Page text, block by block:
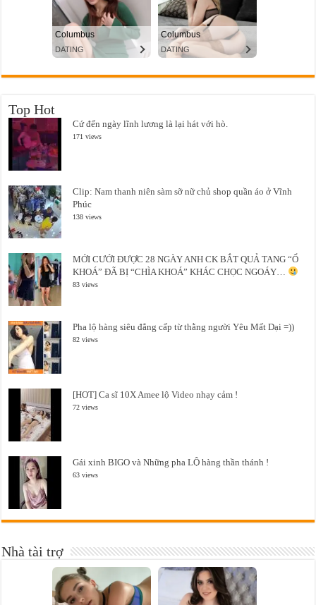
Top Hot
Cứ đến ngày lĩnh lương là lại hát với hò.
171 views
Clip: Nam thanh niên sàm sỡ nữ chủ shop quần áo ở Vĩnh
Phúc
138 views
MỚI CƯỚI ĐƯỢC 28 NGÀY ANH CK BẮT QUẢ TANG “Ổ
KHOÁ” ĐÃ BỊ “CHÌA KHOÁ” KHÁC CHỌC NGOÁY…
83 views
Pha lộ hàng siêu đẳng cấp từ thằng người Yêu Mất Dại =))
82 views
[HOT] Ca sĩ 10X Amee lộ Video nhạy cảm !
72 views
Gái xinh BIGO và Những pha LỘ hàng thần thánh !
63 views
Nhà tài trợ